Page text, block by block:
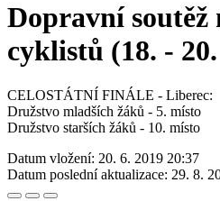
Dopravní soutěž
cyklistů (18. -
CELOSTÁTNÍ FINÁLE - Liberec:
Družstvo mladších žáků - 5. místo
Družstvo starších žáků - 10. místo
Datum vložení: 20. 6. 2019 20:37
Datum poslední aktualizace: 29. 8.